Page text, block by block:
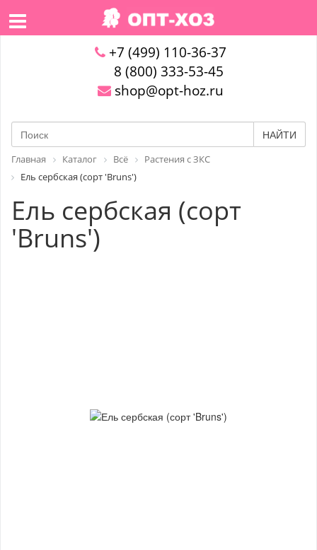
+7 (499) 110-36-37
8 (800) 333-53-45
shop@opt-hoz.ru
НАЙТИ
Главная Каталог Всё
Растения с ЗКС
Ель сербская (сорт 'Bruns')
Ель сербская (сорт
'Bruns')